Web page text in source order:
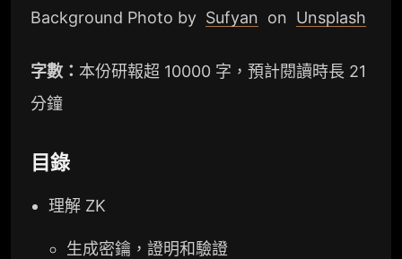
Background Photo by Sufyan on Unsplash
字數： 本份研報超 10000 字，預計閱讀時長 21
分鐘
目錄
理解 ZK
生成密鑰，證明和驗證